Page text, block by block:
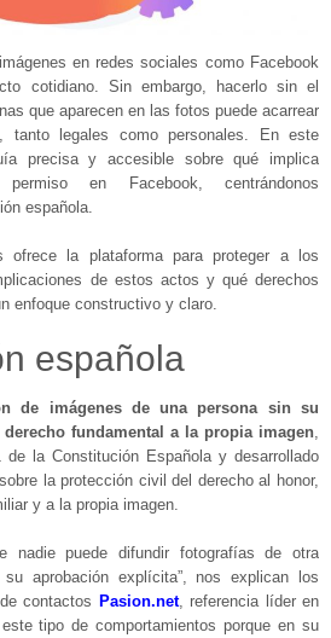
en redes sociales como Facebook
cotidiano. Sin embargo, hacerlo sin el
que aparecen en las fotos puede acarrear
tanto legales como personales. En este
precisa y accesible sobre qué implica
en Facebook, centrándonos
española.
ofrece la plataforma para proteger a los
de estos actos y qué derechos
enfoque constructivo y claro.
española
de imágenes de una persona sin su
fundamental a la propia imagen
la Constitución Española y desarrollado
la protección civil del derecho al honor,
y a la propia imagen.
nadie puede difundir fotografías de otra
aprobación explícita”, nos explican los
contactos Pasion.net, referencia líder en
tipo de comportamientos porque en su